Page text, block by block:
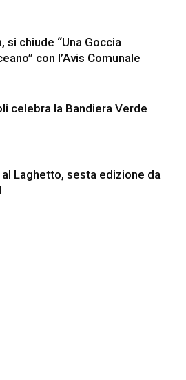
si chiude “Una Goccia
con l’Avis Comunale
celebra la Bandiera Verde
al Laghetto, sesta edizione da